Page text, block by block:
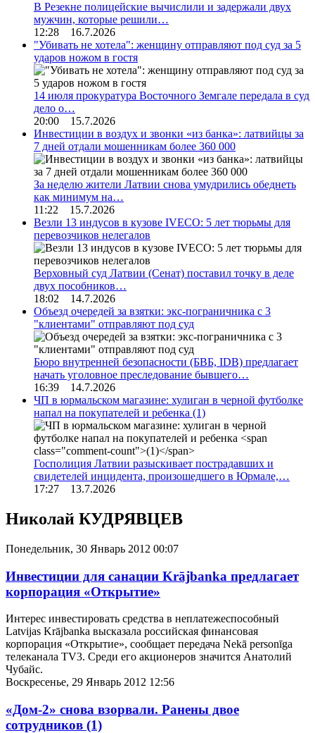
В Резекне полицейские вычислили и задержали двух
мужчин, которые решили…
12:28 16.7.2026
"Убивать не хотела": женщину отправляют под суд за 5
ударов ножом в гостя
14 июля прокуратура Восточного Земгале передала в суд
дело о…
20:00 15.7.2026
Инвестиции в воздух и звонки «из банка»: латвийцы за
7 дней отдали мошенникам более 360 000
За неделю жители Латвии снова умудрились обеднеть
как минимум на…
11:22 15.7.2026
Везли 13 индусов в кузове IVECO: 5 лет тюрьмы для
перевозчиков нелегалов
Верховный суд Латвии (Сенат) поставил точку в деле
двух пособников…
18:02 14.7.2026
Объезд очередей за взятки: экс-пограничника с 3
"клиентами" отправляют под суд
Бюро внутренней безопасности (БВБ, IDB) предлагает
начать уголовное преследование бывшего…
16:39 14.7.2026
ЧП в юрмальском магазине: хулиган в черной футболке
напал на покупателей и ребенка (1)
Госполиция Латвии разыскивает пострадавших и
свидетелей инцидента, произошедшего в Юрмале,…
17:27 13.7.2026
Николай КУДРЯВЦЕВ
Понедельник, 30 Январь 2012 00:07
Инвестиции для санации Krājbanka предлагает
корпорация «Открытие»
Интерес инвестировать средства в неплатежеспособный
Latvijas Krājbanka высказала российская финансовая
корпорация «Открытие», сообщает передача Nekā personīga
телеканала TV3. Среди его акционеров значится Анатолий
Чубайс.
Воскресенье, 29 Январь 2012 12:56
«Дом-2» снова взорвали. Ранены двое
сотрудников (1)